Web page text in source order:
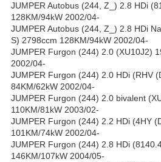
JUMPER Autobus (244, Z_) 2.8 HDi
128KM/94kW 2002/04-
JUMPER Autobus (244, Z_) 2.8 HDi
S) 2798ccm 128KM/94kW 2002/04-
JUMPER Furgon (244) 2.0 (XU10J2)
2002/04-
JUMPER Furgon (244) 2.0 HDi (RHV
84KM/62kW 2002/04-
JUMPER Furgon (244) 2.0 bivalent
110KM/81kW 2003/02-
JUMPER Furgon (244) 2.2 HDi (4HY
101KM/74kW 2002/04-
JUMPER Furgon (244) 2.8 HDi
146KM/107kW 2004/05-